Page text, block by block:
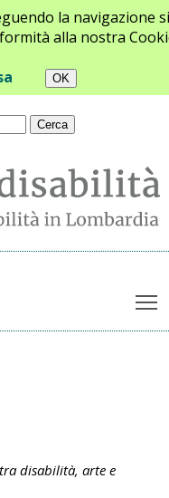
la navigazione si
alla nostra
Contatti
disabilità, arte e